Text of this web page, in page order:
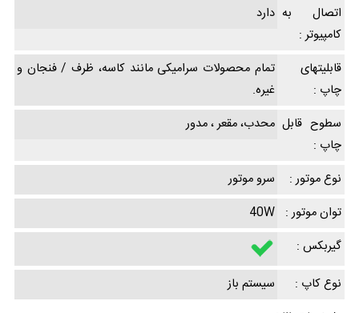
اتصال به
کامپیوتر :
دارد
قابلیتهای
چاپ :
تمام محصولات سرامیکی مانند کاسه، ظرف / فنجان و
غیره.
سطوح قابل
چاپ :
محدب، مقعر ، مدور
نوع موتور :
سرو موتور
توان موتور : 40W
گیربکس :
نوع کاپ :
سیستم باز